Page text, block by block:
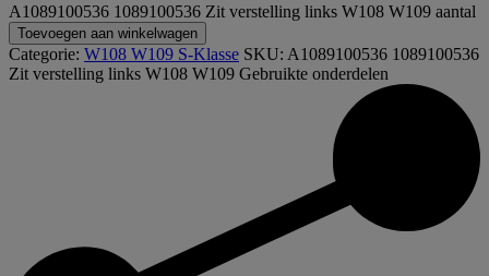
A1089100536 1089100536 Zit verstelling links W108 W109 aantal
Toevoegen aan winkelwagen
Categorie: W108 W109 S-Klasse SKU: A1089100536 1089100536
Zit verstelling links W108 W109 Gebruikte onderdelen